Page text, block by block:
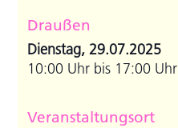
Draußen
Dienstag, 29.07.2025
10:00 Uhr bis 17:00 Uhr
Veranstaltungsort